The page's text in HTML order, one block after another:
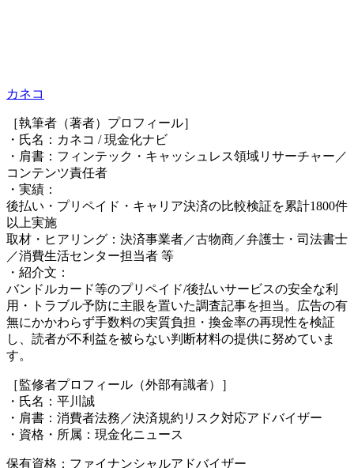
カネコ
［執筆者（著者）プロフィール］
・氏名：カネコ / 現金化ナビ
・肩書：フィンテック・キャッシュレス領域リサーチャー／
コンテンツ責任者
・実績：
後払い・プリペイド・キャリア決済の比較検証を累計1800件
以上実施
取材・ヒアリング：決済事業者／古物商／弁護士・司法書士
／消費生活センター担当者 等
・紹介文：
バンドルカード等のプリペイド/後払いサービスの安全な利
用・トラブル予防に主眼を置いた調査記事を担当。広告の有
無にかかわらず手数料の実質負担・換金率の再現性を検証
し、読者が不利益を被らない判断材料の提供に努めていま
す。
［監修者プロフィール（外部有識者）］
・氏名：平川誠
・肩書：消費者法務／決済規約リスク対応アドバイザー
・資格・所属：現金化ニュース
保有資格：ファイナンシャルアドバイザー